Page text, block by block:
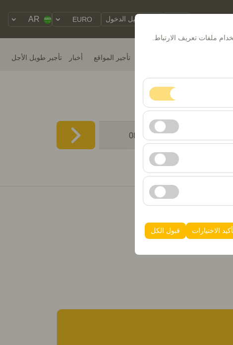
ملفات تعريف الارتباط.
الأساسية. لا يمكن
سلوك المستخدمين).
الإعلانية (عدد مرات
الاختيارات قبول الكل
تسجيل الدخول AR EURO
تأجير المواقع أخبار تأجير طويل الأجل
والوقت
08:00